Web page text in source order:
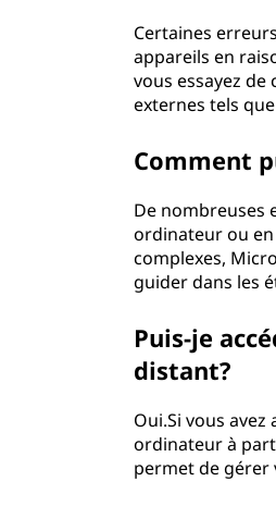
Certaines
appareils en
vous essayez
externes tels
Comment
De nombreuses
ordinateur ou
complexes,
guider dans les
Puis-je
distant?
Oui.Si vous
ordinateur à
permet de gérer